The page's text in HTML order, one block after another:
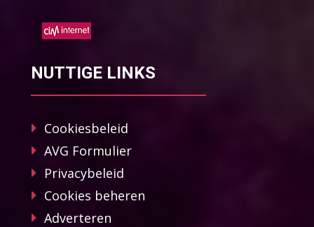
NUTTIGE LINKS
Cookiesbeleid
AVG Formulier
Privacybeleid
Cookies beheren
Adverteren